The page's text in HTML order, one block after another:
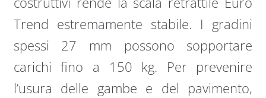
Trend estremamente stabile. I gradini
spessi 27 mm possono sopportare
carichi fino a 150 kg. Per prevenire
l’usura delle gambe e del pavimento,